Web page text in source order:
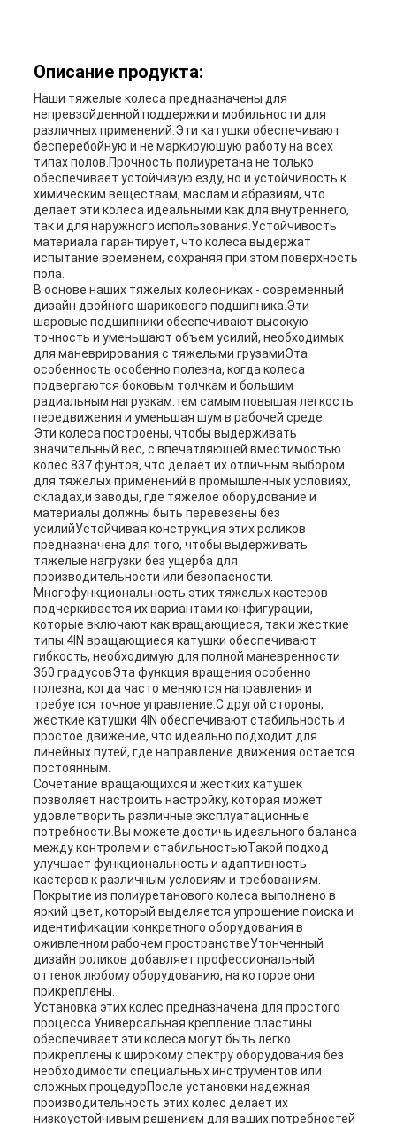
Описание продукта:
Наши тяжелые колеса предназначены для
непревзойденной поддержки и мобильности для
различных применений.Эти катушки обеспечивают
бесперебойную и не маркирующую работу на всех
типах полов.Прочность полиуретана не только
обеспечивает устойчивую езду, но и устойчивость к
химическим веществам, маслам и абразиям, что
делает эти колеса идеальными как для внутреннего,
так и для наружного использования.Устойчивость
материала гарантирует, что колеса выдержат
испытание временем, сохраняя при этом поверхность
пола.
В основе наших тяжелых колесниках - современный
дизайн двойного шарикового подшипника.Эти
шаровые подшипники обеспечивают высокую
точность и уменьшают объем усилий, необходимых
для маневрирования с тяжелыми грузамиЭта
особенность особенно полезна, когда колеса
подвергаются боковым толчкам и большим
радиальным нагрузкам.тем самым повышая легкость
передвижения и уменьшая шум в рабочей среде.
Эти колеса построены, чтобы выдерживать
значительный вес, с впечатляющей вместимостью
колес 837 фунтов, что делает их отличным выбором
для тяжелых применений в промышленных условиях,
складах,и заводы, где тяжелое оборудование и
материалы должны быть перевезены без
усилийУстойчивая конструкция этих роликов
предназначена для того, чтобы выдерживать
тяжелые нагрузки без ущерба для
производительности или безопасности.
Многофункциональность этих тяжелых кастеров
подчеркивается их вариантами конфигурации,
которые включают как вращающиеся, так и жесткие
типы.4IN вращающиеся катушки обеспечивают
гибкость, необходимую для полной маневренности
360 градусовЭта функция вращения особенно
полезна, когда часто меняются направления и
требуется точное управление.С другой стороны,
жесткие катушки 4IN обеспечивают стабильность и
простое движение, что идеально подходит для
линейных путей, где направление движения остается
постоянным.
Сочетание вращающихся и жестких катушек
позволяет настроить настройку, которая может
удовлетворить различные эксплуатационные
потребности.Вы можете достичь идеального баланса
между контролем и стабильностьюТакой подход
улучшает функциональность и адаптивность
кастеров к различным условиям и требованиям.
Покрытие из полиуретанового колеса выполнено в
яркий цвет, который выделяется.упрощение поиска и
идентификации конкретного оборудования в
оживленном рабочем пространствеУтонченный
дизайн роликов добавляет профессиональный
оттенок любому оборудованию, на которое они
прикреплены.
Установка этих колес предназначена для простого
процесса.Универсальная крепление пластины
обеспечивает эти колеса могут быть легко
прикреплены к широкому спектру оборудования без
необходимости специальных инструментов или
сложных процедурПосле установки надежная
производительность этих колес делает их
низкоустойчивым решением для ваших потребностей